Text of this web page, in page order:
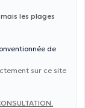
les plages
de
sur ce site
.